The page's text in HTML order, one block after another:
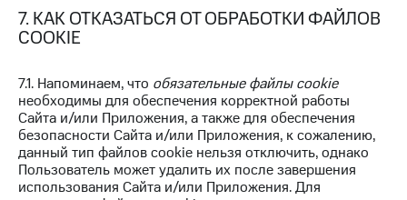
7. КАК ОТКАЗАТЬСЯ ОТ ОБРАБОТКИ ФАЙЛОВ
COOKIE
7.1. Напоминаем, что обязательные файлы cookie
необходимы для обеспечения корректной работы
Сайта и/или Приложения, а также для обеспечения
безопасности Сайта и/или Приложения, к сожалению,
данный тип файлов cookie нельзя отключить, однако
Пользователь может удалить их после завершения
использования Сайта и/или Приложения. Для